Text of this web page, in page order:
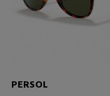
PERSOL